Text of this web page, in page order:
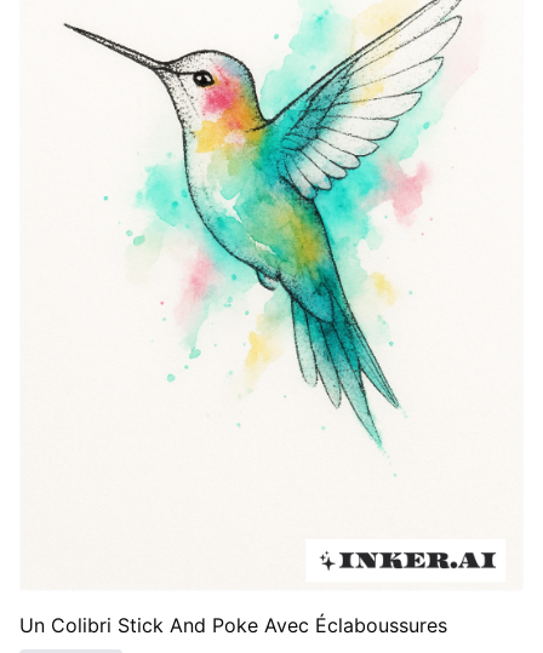
Un Colibri Stick And Poke Avec Éclaboussures